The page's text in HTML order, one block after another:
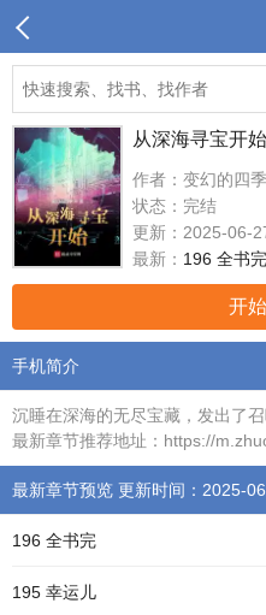
从深海寻宝开始
作者：变幻的四季
状态：完结
更新：2025-06-
最新： 196 全书完
开
手机简介
沉睡在深海的无尽宝藏，发出
最新章节推荐地址：https://
最新章节预览 更新时间：2025-
196 全书完
195 幸运儿